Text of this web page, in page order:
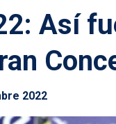
Así
2022